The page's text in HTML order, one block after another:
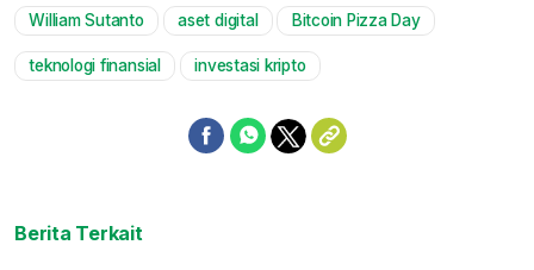
William Sutanto aset digital Bitcoin Pizza Day
teknologi finansial investasi kripto
Berita Terkait